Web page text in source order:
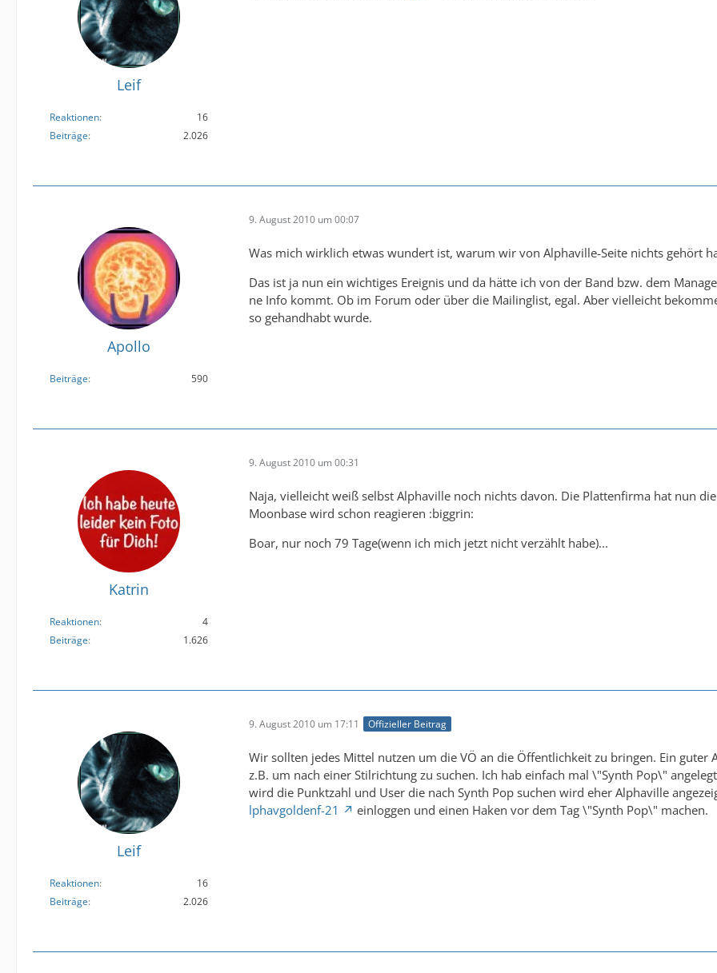
Leif
Reaktionen
16
Beiträge
2.026
Apollo
Beiträge 590
9. August 2010 um 00:07
Was mich wirklich etwas wundert ist, warum wir von Alphaville-Seite nichts gehört
Das ist ja nun ein wichtiges Ereignis und da hätte ich von der Band bzw. dem
ne Info kommt. Ob im Forum oder über die Mailinglist, egal. Aber vielleicht
so gehandhabt wurde.
Katrin
Reaktionen
4
Beiträge
1.626
9. August 2010 um 00:31
Naja, vielleicht weiß selbst Alphaville noch nichts davon. Die Plattenfirma hat nun
Moonbase wird schon reagieren :biggrin:
Boar, nur noch 79 Tage(wenn ich mich jetzt nicht verzählt habe)...
Leif
Reaktionen
16
Beiträge
2.026
9. August 2010 um 17:11 Offizieller Beitrag
Wir sollten jedes Mittel nutzen um die VÖ an die Öffentlichkeit zu bringen. Ein guter
z.B. um nach einer Stilrichtung zu suchen. Ich hab einfach mal \"Synth Pop\"
wird die Punktzahl und User die nach Synth Pop suchen wird eher Alphaville
lphavgoldenf-21
einloggen und einen Haken vor dem Tag \"Synth Pop\" machen.